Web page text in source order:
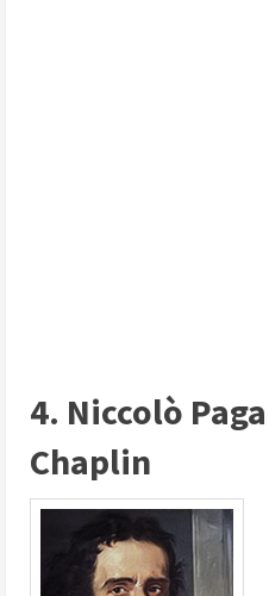
4. Niccolò
Chaplin